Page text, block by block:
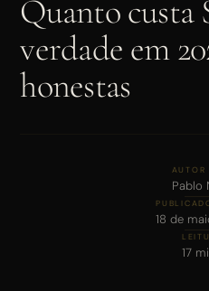
Quanto custa
verdade em
honestas
AUTOR
Pablo
18 de
17